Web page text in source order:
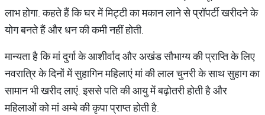
लाभ होगा. कहते हैं कि घर में मिट्टी का मकान लाने से प्रॉपर्टी खरीदने के
योग बनते हैं और धन की कमी नहीं होती.
मान्यता है कि मां दुर्गा के आशीर्वाद और अखंड सौभाग्य की प्राप्ति के लिए
नवरात्रि के दिनों में सुहागिन महिलाएं मां की लाल चुनरी के साथ सुहाग का
सामान भी खरीद लाएं. इससे पति की आयु में बढ़ोतरी होती है और
महिलाओं को मां अम्बे की कृपा प्राप्त होती है.